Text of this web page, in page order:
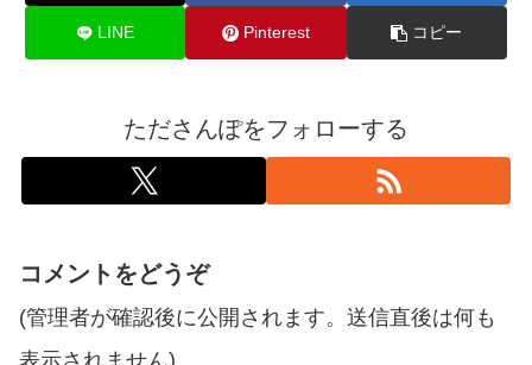
LINE Pinterest コピー
たださんぽをフォローする
コメントをどうぞ
(管理者が確認後に公開されます。送信直後は何も